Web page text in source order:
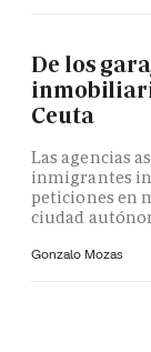
De los
Ceuta
Las agencias
inmigrantes
peticiones en
ciudad
Gonzalo Mozas